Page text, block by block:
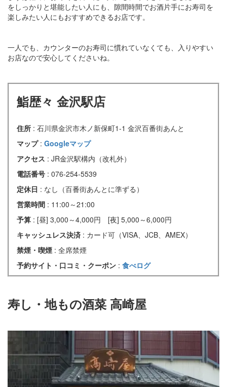
をしっかりと堪能したい人にも、隙間時間でお酒片手にお寿司を
楽しみたい人にもおすすめできるお店です。
一人でも、カウンターのお寿司に慣れていなくても、入りやすい
お店なので安心してくださいね。
鮨歴々 金沢駅店
住所 : 石川県金沢市木ノ新保町1-1 金沢百番街あんと
マップ : Googleマップ
アクセス : JR金沢駅構内（改札外）
電話番号 : 076-254-5539
定休日 : なし（百番街あんとに準ずる）
営業時間 : 11:00～21:00
予算 : [昼] 3,000～4,000円 [夜] 5,000～6,000円
キャッシュレス決済 : カード可（VISA、JCB、AMEX）
禁煙・喫煙 : 全席禁煙
予約サイト・口コミ・クーポン : 食べログ
寿し・地もの酒菜 高崎屋